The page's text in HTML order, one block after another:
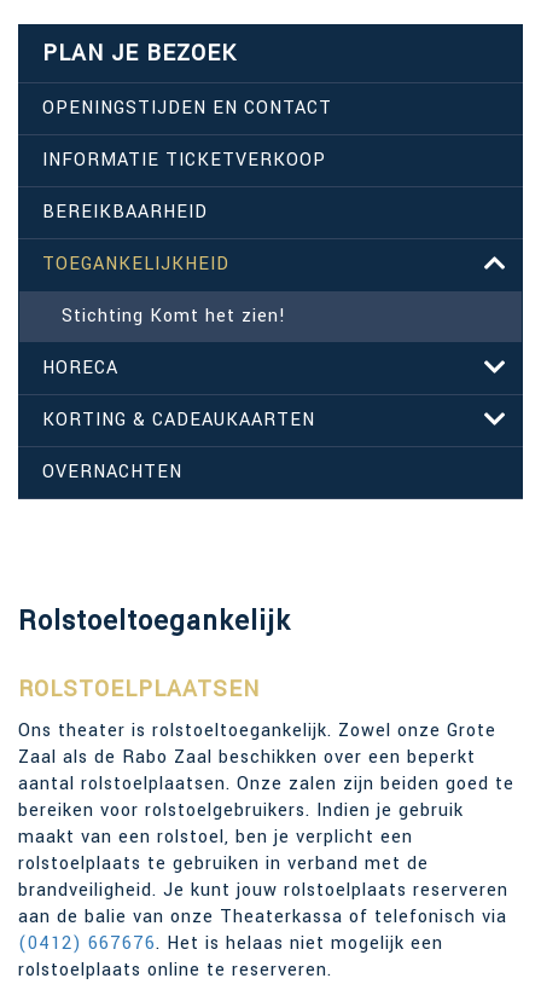
PLAN JE BEZOEK
OPENINGSTIJDEN EN CONTACT
INFORMATIE TICKETVERKOOP
BEREIKBAARHEID
TOEGANKELIJKHEID
Stichting Komt het zien!
HORECA
KORTING & CADEAUKAARTEN
OVERNACHTEN
Rolstoeltoegankelijk
ROLSTOELPLAATSEN
Ons theater is rolstoeltoegankelijk. Zowel onze Grote
Zaal als de Rabo Zaal beschikken over een beperkt
aantal rolstoelplaatsen. Onze zalen zijn beiden goed te
bereiken voor rolstoelgebruikers. Indien je gebruik
maakt van een rolstoel, ben je verplicht een
rolstoelplaats te gebruiken in verband met de
brandveiligheid. Je kunt jouw rolstoelplaats reserveren
aan de balie van onze Theaterkassa of telefonisch via
(0412) 667676. Het is helaas niet mogelijk een
rolstoelplaats online te reserveren.